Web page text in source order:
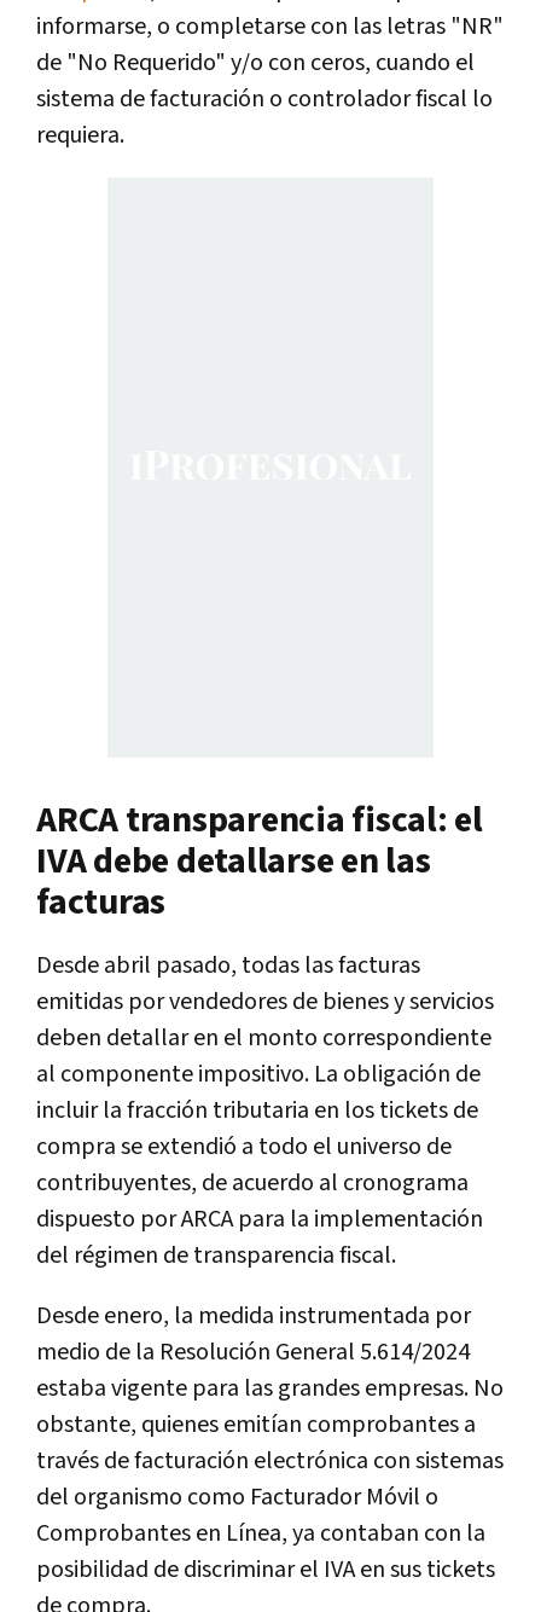
informarse, o completarse con las letras "NR"
de "No Requerido" y/o con ceros, cuando el
sistema de facturación o controlador fiscal lo
requiera.
ARCA transparencia fiscal: el
IVA debe detallarse en las
facturas
Desde abril pasado, todas las facturas
emitidas por vendedores de bienes y servicios
deben detallar en el monto correspondiente
al componente impositivo. La obligación de
incluir la fracción tributaria en los tickets de
compra se extendió a todo el universo de
contribuyentes, de acuerdo al cronograma
dispuesto por ARCA para la implementación
del régimen de transparencia fiscal.
Desde enero, la medida instrumentada por
medio de la Resolución General 5.614/2024
estaba vigente para las grandes empresas. No
obstante, quienes emitían comprobantes a
través de facturación electrónica con sistemas
del organismo como Facturador Móvil o
Comprobantes en Línea, ya contaban con la
posibilidad de discriminar el IVA en sus tickets